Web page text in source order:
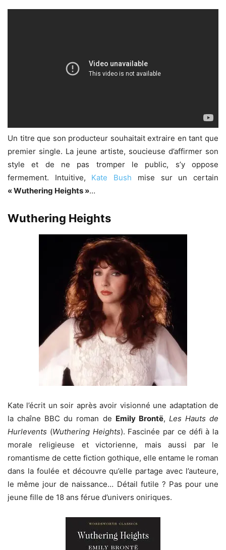
Un titre que son producteur souhaitait extraire en tant que
premier single. La jeune artiste, soucieuse d’affirmer son
style et de ne pas tromper le public, s’y oppose
fermement. Intuitive, Kate Bush mise sur un certain
« Wuthering Heights »…
Wuthering Heights
Kate l’écrit un soir après avoir visionné une adaptation de
la chaîne BBC du roman de Emily Brontë, Les Hauts de
Hurlevents (Wuthering Heights). Fascinée par ce défi à la
morale religieuse et victorienne, mais aussi par le
romantisme de cette fiction gothique, elle entame le roman
dans la foulée et découvre qu’elle partage avec l’auteure,
le même jour de naissance… Détail futile ? Pas pour une
jeune fille de 18 ans férue d’univers oniriques.